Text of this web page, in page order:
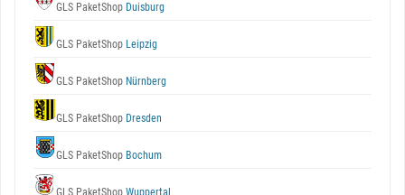
GLS PaketShop Duisburg
GLS PaketShop Leipzig
GLS PaketShop Nürnberg
GLS PaketShop Dresden
GLS PaketShop Bochum
GLS PaketShop Wuppertal